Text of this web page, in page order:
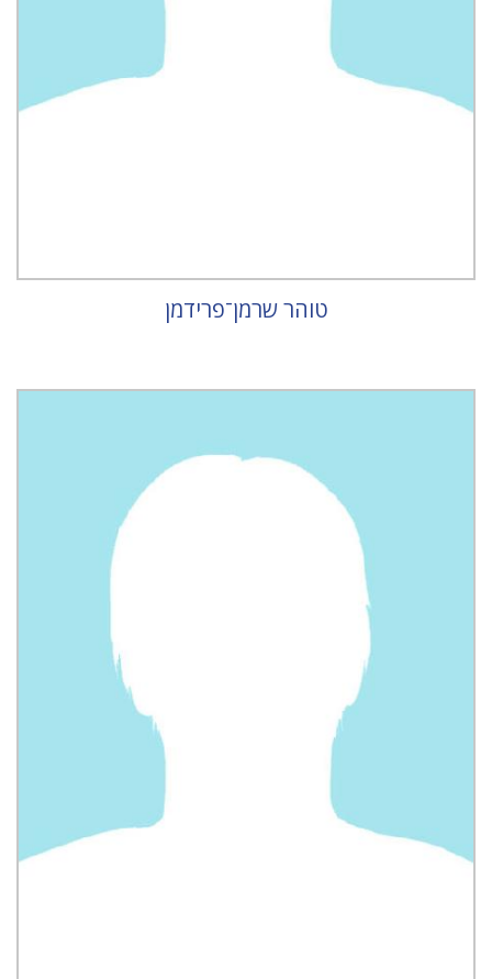
טוהר שרמן־פרידמן